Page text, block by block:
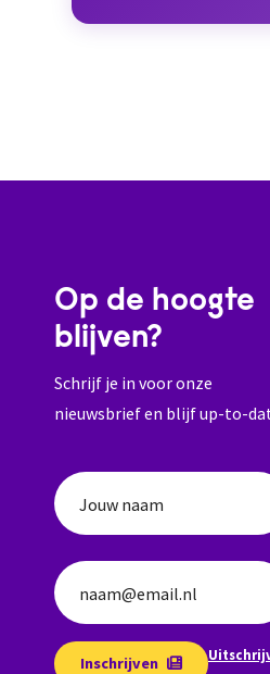
Op de hoogte
blijven?
Schrijf je in voor onze
nieuwsbrief en blijf up-to-
Jouw naam
naam@email.nl
Inschrijven